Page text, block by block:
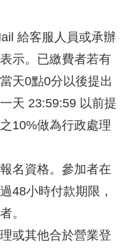
給客服人員或承辦
示。已繳費者若有
天0點0分以後提出
天 23:59:59 以前提
10%做為行政處理
名資格。參加者在
48小時付款期限，
。
或其他合於營業登